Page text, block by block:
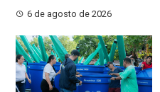
6 de agosto de 2026